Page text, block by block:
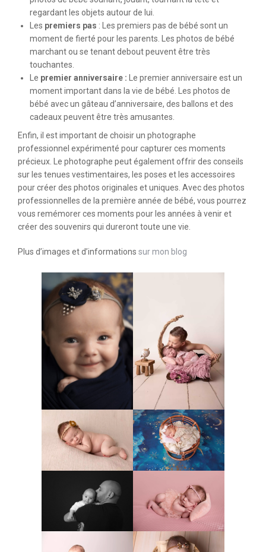
regardant les objets autour de lui.
Les premiers pas : Les premiers pas de bébé sont un
moment de fierté pour les parents. Les photos de bébé
marchant ou se tenant debout peuvent être très
touchantes.
Le premier anniversaire :
Le premier anniversaire est un
moment important dans la vie de bébé. Les photos de
bébé avec un gâteau d’anniversaire, des ballons et des
cadeaux peuvent être très amusantes.
Enfin, il est important de choisir un photographe
professionnel expérimenté pour capturer ces moments
précieux. Le photographe peut également offrir des conseils
sur les tenues vestimentaires, les poses et les accessoires
pour créer des photos originales et uniques. Avec des photos
professionnelles de la première année de bébé, vous pourrez
vous remémorer ces moments pour les années à venir et
créer des souvenirs qui dureront toute une vie.
Plus d’images et d’informations sur mon blog